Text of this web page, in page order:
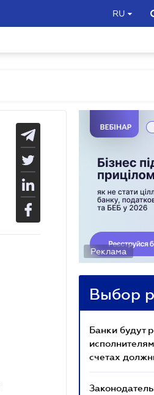
RU
Реклама
Выбор
Банки будут
счетах